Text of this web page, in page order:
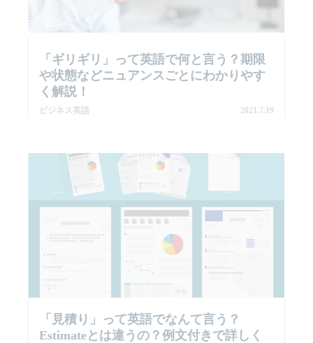
「ギリギリ」って英語で何と言う？期限
や状態などニュアンスごとにわかりやす
く解説！
ビジネス英語 2021.7.19
「見積り」って英語でなんて言う？
Estimateとは違うの？例文付きで詳しく